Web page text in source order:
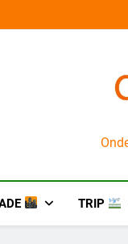
e oferece descontos
TRIP